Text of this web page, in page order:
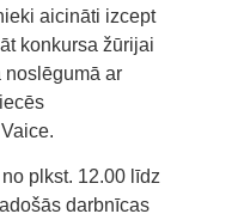
aicināti izcept
konkursa žūrijai
noslēgumā ar
plkst. 12.00 līdz
darbnīcas